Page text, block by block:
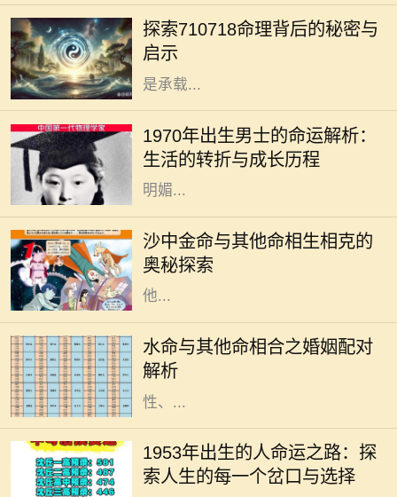
探索710718命理背后的秘密与
启示
而深远的含义。710718这一数字组
合，常常让人充满好奇与探索的欲
望。它不仅仅是一个简单的数字，更
是承载...
1970年出生男士的命运解析：
生活的转折与成长历程
1970年是中国历史上一个具有特殊意
义的年份，这一年出生的男士在气
候、文化和社会变迁中成长，形成了
独特的个性与命运。在这一年，阳光
明媚...
沙中金命与其他命相生相克的
奥秘探索
在中国传统命理学中，五行理论深深
影响着人们对命运的理解。其中，沙
中金命作为金命的一种，具有独特的
特性和命理含义。了解沙中金命与其
他...
水命与其他命相合之婚姻配对
解析
在中国的命理学中，五行的相生相克
关系深刻影响着人们的命运和生活，
尤其是在婚姻配对上更是被广泛探
讨。水命，作为五行之一，具有流动
性、...
1953年出生的人命运之路：探
索人生的每一个岔口与选择
人生是一条充满选择与可能的道路，
但有些出生年份的人似乎有着更独特
的旅程。1953年出生的人，正如流淌
在历史长河中的一朵浪花，以他们特